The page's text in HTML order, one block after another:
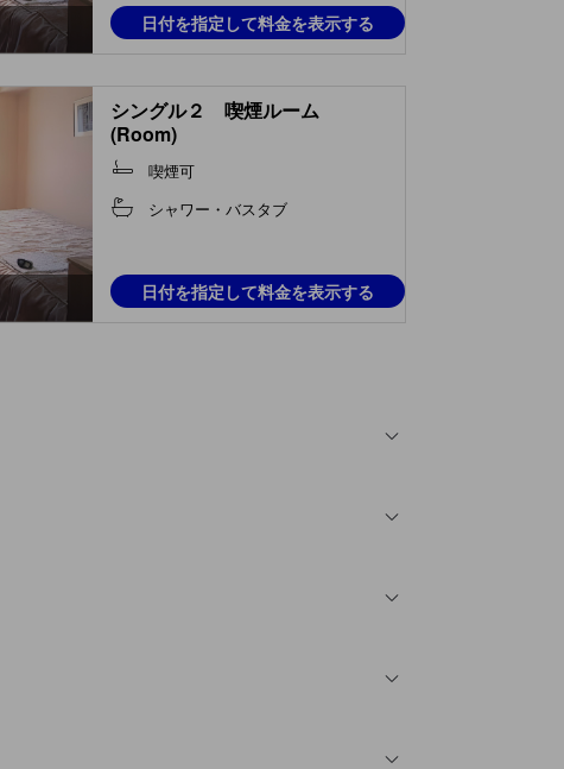
日付を指定して料金を表示する
シングル２ 喫煙ルーム
(Room)
喫煙可
シャワー・バスタブ
日付を指定して料金を表示する